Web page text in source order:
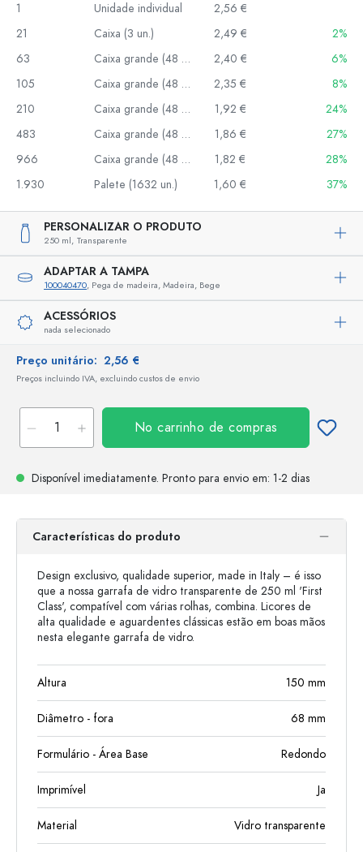
1 Unidade individual
2,56 €
21
Caixa (3 un.) 2,49 €
2%
63
Caixa grande (48 un.) 2,40 €
6%
105
Caixa grande (48 un.) 2,35 €
8%
210
Caixa grande (48 un.) 1,92 €
24%
483
Caixa grande (48 un.) 1,86 €
27%
966
Caixa grande (48 un.) 1,82 €
28%
1.930
Palete (1632 un.) 1,60 € 37%
PERSONALIZAR O PRODUTO
250 ml, Transparente
ADAPTAR A TAMPA
100040470, Pega de madeira, Madeira, Bege
ACESSÓRIOS
nada selecionado
Preço unitário: 2,56 €
Preços incluindo IVA, excluindo custos de envio
No carrinho de compras
Disponível imediatamente. Pronto para envio em: 1-2 dias
Características do produto
Design exclusivo, qualidade superior, made in Italy – é isso
que a nossa garrafa de vidro transparente de 250 ml 'First
Class', compatível com várias rolhas, combina. Licores de
alta qualidade e aguardentes clássicas estão em boas mãos
nesta elegante garrafa de vidro.
Altura 150 mm
Diâmetro - fora 68 mm
Formulário - Área Base Redondo
Imprimível Ja
Material Vidro transparente